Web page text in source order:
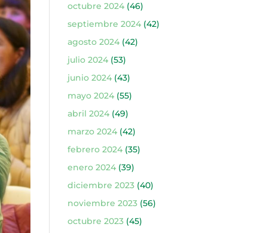
octubre 2024(46)
septiembre 2024(42)
agosto 2024(42)
julio 2024(53)
junio 2024(43)
mayo 2024(55)
abril 2024(49)
marzo 2024(42)
febrero 2024(35)
enero 2024(39)
diciembre 2023(40)
noviembre 2023(56)
octubre 2023(45)